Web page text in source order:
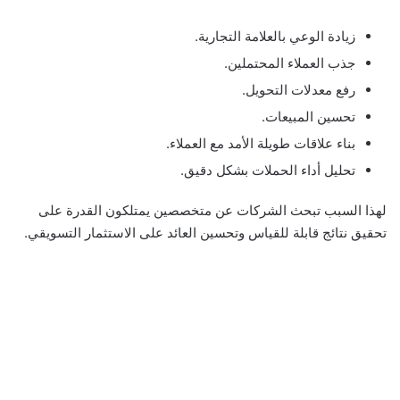
زيادة الوعي بالعلامة التجارية.
جذب العملاء المحتملين.
رفع معدلات التحويل.
تحسين المبيعات.
بناء علاقات طويلة الأمد مع العملاء.
تحليل أداء الحملات بشكل دقيق.
لهذا السبب تبحث الشركات عن متخصصين يمتلكون القدرة على
تحقيق نتائج قابلة للقياس وتحسين العائد على الاستثمار التسويقي.